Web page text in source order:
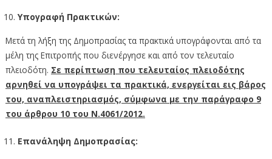
Υπογραφή Πρακτικών:
Μετά τη λήξη της Δημοπρασίας τα πρακτικά υπογράφονται από τα
μέλη της Επιτροπής που διενέργησε και από τον τελευταίο
πλειοδότη. Σε περίπτωση που τελευταίος πλειοδότης
αρνηθεί να υπογράψει τα πρακτικά, ενεργείται εις βάρος
του, αναπλειστηριασμός, σύμφωνα με την παράγραφο 9
του άρθρου 10 του Ν.4061/2012.
Επανάληψη Δημοπρασίας: